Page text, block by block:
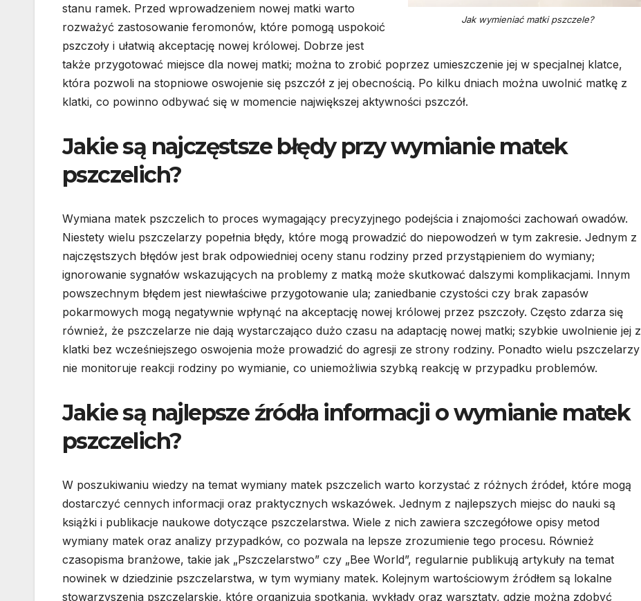
Jak wymieniać matki pszczele?
stanu ramek. Przed wprowadzeniem nowej matki warto
rozważyć zastosowanie feromonów, które pomogą uspokoić
pszczoły i ułatwią akceptację nowej królowej. Dobrze jest
także przygotować miejsce dla nowej matki; można to zrobić poprzez umieszczenie jej w specjalnej klatce,
która pozwoli na stopniowe oswojenie się pszczół z jej obecnością. Po kilku dniach można uwolnić matkę z
klatki, co powinno odbywać się w momencie największej aktywności pszczół.
Jakie są najczęstsze błędy przy wymianie matek
pszczelich?
Wymiana matek pszczelich to proces wymagający precyzyjnego podejścia i znajomości zachowań owadów.
Niestety wielu pszczelarzy popełnia błędy, które mogą prowadzić do niepowodzeń w tym zakresie. Jednym z
najczęstszych błędów jest brak odpowiedniej oceny stanu rodziny przed przystąpieniem do wymiany;
ignorowanie sygnałów wskazujących na problemy z matką może skutkować dalszymi komplikacjami. Innym
powszechnym błędem jest niewłaściwe przygotowanie ula; zaniedbanie czystości czy brak zapasów
pokarmowych mogą negatywnie wpłynąć na akceptację nowej królowej przez pszczoły. Często zdarza się
również, że pszczelarze nie dają wystarczająco dużo czasu na adaptację nowej matki; szybkie uwolnienie jej z
klatki bez wcześniejszego oswojenia może prowadzić do agresji ze strony rodziny. Ponadto wielu pszczelarzy
nie monitoruje reakcji rodziny po wymianie, co uniemożliwia szybką reakcję w przypadku problemów.
Jakie są najlepsze źródła informacji o wymianie matek
pszczelich?
W poszukiwaniu wiedzy na temat wymiany matek pszczelich warto korzystać z różnych źródeł, które mogą
dostarczyć cennych informacji oraz praktycznych wskazówek. Jednym z najlepszych miejsc do nauki są
książki i publikacje naukowe dotyczące pszczelarstwa. Wiele z nich zawiera szczegółowe opisy metod
wymiany matek oraz analizy przypadków, co pozwala na lepsze zrozumienie tego procesu. Również
czasopisma branżowe, takie jak „Pszczelarstwo” czy „Bee World”, regularnie publikują artykuły na temat
nowinek w dziedzinie pszczelarstwa, w tym wymiany matek. Kolejnym wartościowym źródłem są lokalne
stowarzyszenia pszczelarskie, które organizują spotkania, wykłady oraz warsztaty, gdzie można zdobyć